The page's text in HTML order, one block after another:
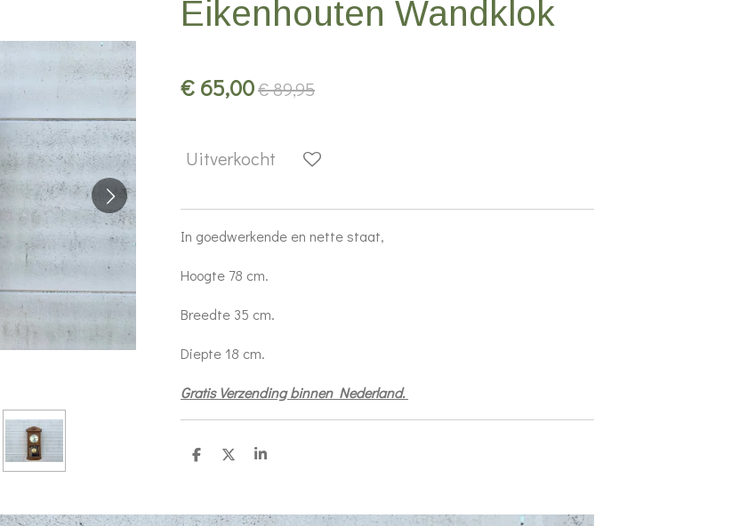
Eikenhouten Wandklok
€ 65,00€ 89,95
Uitverkocht
In goedwerkende en nette staat,
Hoogte 78 cm.
Breedte 35 cm.
Diepte 18 cm.
Gratis Verzending binnen Nederland.
D
n
D
S
e